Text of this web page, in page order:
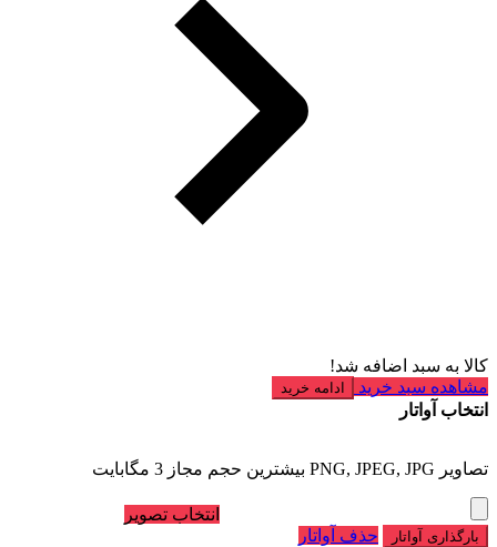
کالا به سبد اضافه شد!
مشاهده سبد خرید
ادامه خرید
انتخاب آواتار
تصاویر PNG, JPEG, JPG بیشترین حجم مجاز 3 مگابایت
انتخاب تصویر
بارگذاری آواتار حذف آواتار